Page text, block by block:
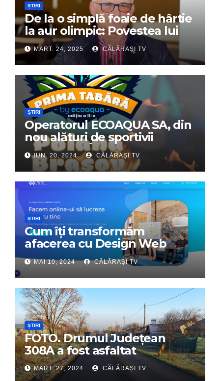
ȘTIRI
De la o simplă foaie de hârtie
la aur olimpic: Povestea lui
Dumitru Chirilă
MART. 24, 2025 CĂLĂRAȘI TV
ȘTIRI
Operatorul ECOAQUA SA, din
nou alături de sportivii
călărășeni. Începe „Prima
Tabără”!
IUN. 20, 2024 CĂLĂRAȘI TV
ȘTIRI
Cum îți transformăm
afacerea cu Design Web
Interactiv – Partenerul tău
digital de încredere
MAI 10, 2024 CĂLĂRAȘI TV
ȘTIRI
FOTO. Drumul Județean
308A a fost asfaltat
MART. 27, 2024 CĂLĂRAȘI TV